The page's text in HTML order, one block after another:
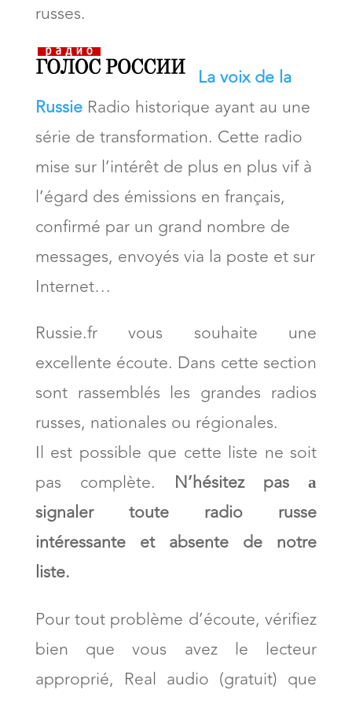
russes.
La voix de la
RussieRadio historique ayant au une
série de transformation. Cette radio
mise sur l’intérêt de plus en plus vif à
l’égard des émissions en français,
confirmé par un grand nombre de
messages, envoyés via la poste et sur
Internet…
Russie.fr vous souhaite une
excellente écoute. Dans cette section
sont rassemblés les grandes radios
russes, nationales ou régionales.
Il est possible que cette liste ne soit
pas complète. N’hésitez pas а
signaler toute radio russe
intéressante et absente de notre
liste.
Pour tout problème d’écoute, vérifiez
bien que vous avez le lecteur
approprié, Real audio (gratuit) que